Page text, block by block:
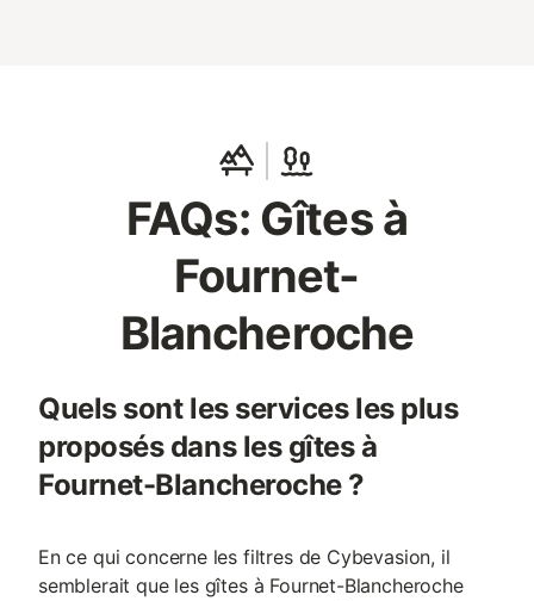
FAQs: Gîtes à
Fournet-
Blancheroche
Quels sont les services les plus
proposés dans les gîtes à
Fournet-Blancheroche ?
En ce qui concerne les filtres de Cybevasion, il
semblerait que les gîtes à Fournet-Blancheroche